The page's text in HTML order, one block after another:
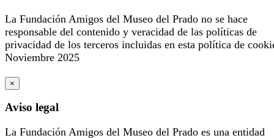
La Fundación Amigos del Museo del Prado no se hace
responsable del contenido y veracidad de las políticas de
privacidad de los terceros incluidas en esta política de
Noviembre 2025
×
Aviso legal
La Fundación Amigos del Museo del Prado es una entidad